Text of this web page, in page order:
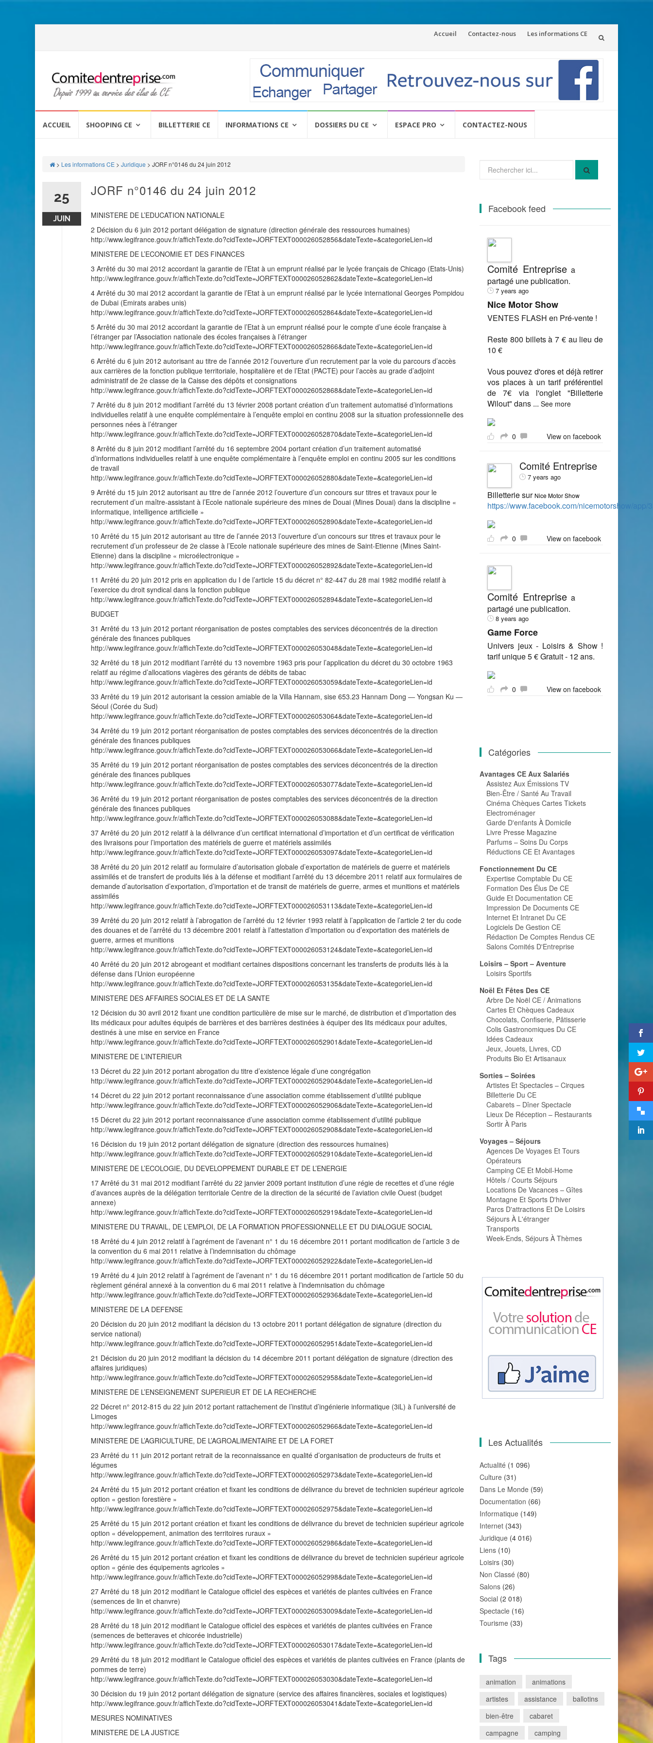
Aller
Accueil Contactez-nous Les informations CE
ACCUEIL SHOOPING CE BILLETTERIE CE INFORMATIONS CE DOSSIERS DU CE ESPACE PRO CONTACTEZ-NOUS
> Les informations CE > Juridique > JORF n°0146 du 24 juin 2012
25
JUIN
JORF n°0146 du 24 juin 2012
MINISTERE DE L’EDUCATION NATIONALE
2 Décision du 6 juin 2012 portant délégation de signature (direction générale des ressources humaines)
http://www.legifrance.gouv.fr/affichTexte.do?cidTexte=JORFTEXT000026052856&dateTexte=&categorieLien=id
MINISTERE DE L’ECONOMIE ET DES FINANCES
3 Arrêté du 30 mai 2012 accordant la garantie de l’Etat à un emprunt réalisé par le lycée français de Chicago (Etats-Unis)
http://www.legifrance.gouv.fr/affichTexte.do?cidTexte=JORFTEXT000026052862&dateTexte=&categorieLien=id
4 Arrêté du 30 mai 2012 accordant la garantie de l’Etat à un emprunt réalisé par le lycée international Georges Pompidou
de Dubai (Emirats arabes unis)
http://www.legifrance.gouv.fr/affichTexte.do?cidTexte=JORFTEXT000026052864&dateTexte=&categorieLien=id
5 Arrêté du 30 mai 2012 accordant la garantie de l’Etat à un emprunt réalisé pour le compte d’une école française à
l’étranger par l’Association nationale des écoles françaises à l’étranger
http://www.legifrance.gouv.fr/affichTexte.do?cidTexte=JORFTEXT000026052866&dateTexte=&categorieLien=id
6 Arrêté du 6 juin 2012 autorisant au titre de l’année 2012 l’ouverture d’un recrutement par la voie du parcours d’accès
aux carrières de la fonction publique territoriale, hospitalière et de l’Etat (PACTE) pour l’accès au grade d’adjoint
administratif de 2e classe de la Caisse des dépôts et consignations
http://www.legifrance.gouv.fr/affichTexte.do?cidTexte=JORFTEXT000026052868&dateTexte=&categorieLien=id
7 Arrêté du 8 juin 2012 modifiant l’arrêté du 13 février 2008 portant création d’un traitement automatisé d’informations
individuelles relatif à une enquête complémentaire à l’enquête emploi en continu 2008 sur la situation professionnelle des
personnes nées à l’étranger
http://www.legifrance.gouv.fr/affichTexte.do?cidTexte=JORFTEXT000026052870&dateTexte=&categorieLien=id
8 Arrêté du 8 juin 2012 modifiant l’arrêté du 16 septembre 2004 portant création d’un traitement automatisé
d’informations individuelles relatif à une enquête complémentaire à l’enquête emploi en continu 2005 sur les conditions
de travail
http://www.legifrance.gouv.fr/affichTexte.do?cidTexte=JORFTEXT000026052880&dateTexte=&categorieLien=id
9 Arrêté du 15 juin 2012 autorisant au titre de l’année 2012 l’ouverture d’un concours sur titres et travaux pour le
recrutement d’un maître-assistant à l’Ecole nationale supérieure des mines de Douai (Mines Douai) dans la discipline «
informatique, intelligence artificielle »
http://www.legifrance.gouv.fr/affichTexte.do?cidTexte=JORFTEXT000026052890&dateTexte=&categorieLien=id
10 Arrêté du 15 juin 2012 autorisant au titre de l’année 2013 l’ouverture d’un concours sur titres et travaux pour le
recrutement d’un professeur de 2e classe à l’Ecole nationale supérieure des mines de Saint-Etienne (Mines Saint-
Etienne) dans la discipline « microélectronique »
http://www.legifrance.gouv.fr/affichTexte.do?cidTexte=JORFTEXT000026052892&dateTexte=&categorieLien=id
11 Arrêté du 20 juin 2012 pris en application du I de l’article 15 du décret n° 82-447 du 28 mai 1982 modifié relatif à
l’exercice du droit syndical dans la fonction publique
http://www.legifrance.gouv.fr/affichTexte.do?cidTexte=JORFTEXT000026052894&dateTexte=&categorieLien=id
BUDGET
31 Arrêté du 13 juin 2012 portant réorganisation de postes comptables des services déconcentrés de la direction
générale des finances publiques
http://www.legifrance.gouv.fr/affichTexte.do?cidTexte=JORFTEXT000026053048&dateTexte=&categorieLien=id
32 Arrêté du 18 juin 2012 modifiant l’arrêté du 13 novembre 1963 pris pour l’application du décret du 30 octobre 1963
relatif au régime d’allocations viagères des gérants de débits de tabac
http://www.legifrance.gouv.fr/affichTexte.do?cidTexte=JORFTEXT000026053059&dateTexte=&categorieLien=id
33 Arrêté du 19 juin 2012 autorisant la cession amiable de la Villa Hannam, sise 653.23 Hannam Dong ― Yongsan Ku ―
Séoul (Corée du Sud)
http://www.legifrance.gouv.fr/affichTexte.do?cidTexte=JORFTEXT000026053064&dateTexte=&categorieLien=id
34 Arrêté du 19 juin 2012 portant réorganisation de postes comptables des services déconcentrés de la direction
générale des finances publiques
http://www.legifrance.gouv.fr/affichTexte.do?cidTexte=JORFTEXT000026053066&dateTexte=&categorieLien=id
35 Arrêté du 19 juin 2012 portant réorganisation de postes comptables des services déconcentrés de la direction
générale des finances publiques
http://www.legifrance.gouv.fr/affichTexte.do?cidTexte=JORFTEXT000026053077&dateTexte=&categorieLien=id
36 Arrêté du 19 juin 2012 portant réorganisation de postes comptables des services déconcentrés de la direction
générale des finances publiques
http://www.legifrance.gouv.fr/affichTexte.do?cidTexte=JORFTEXT000026053088&dateTexte=&categorieLien=id
37 Arrêté du 20 juin 2012 relatif à la délivrance d’un certificat international d’importation et d’un certificat de vérification
des livraisons pour l’importation des matériels de guerre et matériels assimilés
http://www.legifrance.gouv.fr/affichTexte.do?cidTexte=JORFTEXT000026053097&dateTexte=&categorieLien=id
38 Arrêté du 20 juin 2012 relatif au formulaire d’autorisation globale d’exportation de matériels de guerre et matériels
assimilés et de transfert de produits liés à la défense et modifiant l’arrêté du 13 décembre 2011 relatif aux formulaires de
demande d’autorisation d’exportation, d’importation et de transit de matériels de guerre, armes et munitions et matériels
assimilés
http://www.legifrance.gouv.fr/affichTexte.do?cidTexte=JORFTEXT000026053113&dateTexte=&categorieLien=id
39 Arrêté du 20 juin 2012 relatif à l’abrogation de l’arrêté du 12 février 1993 relatif à l’application de l’article 2 ter du code
des douanes et de l’arrêté du 13 décembre 2001 relatif à l’attestation d’importation ou d’exportation des matériels de
guerre, armes et munitions
http://www.legifrance.gouv.fr/affichTexte.do?cidTexte=JORFTEXT000026053124&dateTexte=&categorieLien=id
40 Arrêté du 20 juin 2012 abrogeant et modifiant certaines dispositions concernant les transferts de produits liés à la
défense dans l’Union européenne
http://www.legifrance.gouv.fr/affichTexte.do?cidTexte=JORFTEXT000026053135&dateTexte=&categorieLien=id
MINISTERE DES AFFAIRES SOCIALES ET DE LA SANTE
12 Décision du 30 avril 2012 fixant une condition particulière de mise sur le marché, de distribution et d’importation des
lits médicaux pour adultes équipés de barrières et des barrières destinées à équiper des lits médicaux pour adultes,
destinés à une mise en service en France
http://www.legifrance.gouv.fr/affichTexte.do?cidTexte=JORFTEXT000026052901&dateTexte=&categorieLien=id
MINISTERE DE L’INTERIEUR
13 Décret du 22 juin 2012 portant abrogation du titre d’existence légale d’une congrégation
http://www.legifrance.gouv.fr/affichTexte.do?cidTexte=JORFTEXT000026052904&dateTexte=&categorieLien=id
14 Décret du 22 juin 2012 portant reconnaissance d’une association comme établissement d’utilité publique
http://www.legifrance.gouv.fr/affichTexte.do?cidTexte=JORFTEXT000026052906&dateTexte=&categorieLien=id
15 Décret du 22 juin 2012 portant reconnaissance d’une association comme établissement d’utilité publique
http://www.legifrance.gouv.fr/affichTexte.do?cidTexte=JORFTEXT000026052908&dateTexte=&categorieLien=id
16 Décision du 19 juin 2012 portant délégation de signature (direction des ressources humaines)
http://www.legifrance.gouv.fr/affichTexte.do?cidTexte=JORFTEXT000026052910&dateTexte=&categorieLien=id
MINISTERE DE L’ECOLOGIE, DU DEVELOPPEMENT DURABLE ET DE L’ENERGIE
17 Arrêté du 31 mai 2012 modifiant l’arrêté du 22 janvier 2009 portant institution d’une régie de recettes et d’une régie
d’avances auprès de la délégation territoriale Centre de la direction de la sécurité de l’aviation civile Ouest (budget
annexe)
http://www.legifrance.gouv.fr/affichTexte.do?cidTexte=JORFTEXT000026052919&dateTexte=&categorieLien=id
MINISTERE DU TRAVAIL, DE L’EMPLOI, DE LA FORMATION PROFESSIONNELLE ET DU DIALOGUE SOCIAL
18 Arrêté du 4 juin 2012 relatif à l’agrément de l’avenant n° 1 du 16 décembre 2011 portant modification de l’article 3 de
la convention du 6 mai 2011 relative à l’indemnisation du chômage
http://www.legifrance.gouv.fr/affichTexte.do?cidTexte=JORFTEXT000026052922&dateTexte=&categorieLien=id
19 Arrêté du 4 juin 2012 relatif à l’agrément de l’avenant n° 1 du 16 décembre 2011 portant modification de l’article 50 du
règlement général annexé à la convention du 6 mai 2011 relative à l’indemnisation du chômage
http://www.legifrance.gouv.fr/affichTexte.do?cidTexte=JORFTEXT000026052936&dateTexte=&categorieLien=id
MINISTERE DE LA DEFENSE
20 Décision du 20 juin 2012 modifiant la décision du 13 octobre 2011 portant délégation de signature (direction du
service national)
http://www.legifrance.gouv.fr/affichTexte.do?cidTexte=JORFTEXT000026052951&dateTexte=&categorieLien=id
21 Décision du 20 juin 2012 modifiant la décision du 14 décembre 2011 portant délégation de signature (direction des
affaires juridiques)
http://www.legifrance.gouv.fr/affichTexte.do?cidTexte=JORFTEXT000026052958&dateTexte=&categorieLien=id
MINISTERE DE L’ENSEIGNEMENT SUPERIEUR ET DE LA RECHERCHE
22 Décret n° 2012-815 du 22 juin 2012 portant rattachement de l’institut d’ingénierie informatique (3iL) à l’université de
Limoges
http://www.legifrance.gouv.fr/affichTexte.do?cidTexte=JORFTEXT000026052966&dateTexte=&categorieLien=id
MINISTERE DE L’AGRICULTURE, DE L’AGROALIMENTAIRE ET DE LA FORET
23 Arrêté du 11 juin 2012 portant retrait de la reconnaissance en qualité d’organisation de producteurs de fruits et
légumes
http://www.legifrance.gouv.fr/affichTexte.do?cidTexte=JORFTEXT000026052973&dateTexte=&categorieLien=id
24 Arrêté du 15 juin 2012 portant création et fixant les conditions de délivrance du brevet de technicien supérieur agricole
option « gestion forestière »
http://www.legifrance.gouv.fr/affichTexte.do?cidTexte=JORFTEXT000026052975&dateTexte=&categorieLien=id
25 Arrêté du 15 juin 2012 portant création et fixant les conditions de délivrance du brevet de technicien supérieur agricole
option « développement, animation des territoires ruraux »
http://www.legifrance.gouv.fr/affichTexte.do?cidTexte=JORFTEXT000026052986&dateTexte=&categorieLien=id
26 Arrêté du 15 juin 2012 portant création et fixant les conditions de délivrance du brevet de technicien supérieur agricole
option « génie des équipements agricoles »
http://www.legifrance.gouv.fr/affichTexte.do?cidTexte=JORFTEXT000026052998&dateTexte=&categorieLien=id
27 Arrêté du 18 juin 2012 modifiant le Catalogue officiel des espèces et variétés de plantes cultivées en France
(semences de lin et chanvre)
http://www.legifrance.gouv.fr/affichTexte.do?cidTexte=JORFTEXT000026053009&dateTexte=&categorieLien=id
28 Arrêté du 18 juin 2012 modifiant le Catalogue officiel des espèces et variétés de plantes cultivées en France
(semences de betteraves et chicorée industrielle)
http://www.legifrance.gouv.fr/affichTexte.do?cidTexte=JORFTEXT000026053017&dateTexte=&categorieLien=id
29 Arrêté du 18 juin 2012 modifiant le Catalogue officiel des espèces et variétés de plantes cultivées en France (plants de
pommes de terre)
http://www.legifrance.gouv.fr/affichTexte.do?cidTexte=JORFTEXT000026053030&dateTexte=&categorieLien=id
30 Décision du 19 juin 2012 portant délégation de signature (service des affaires financières, sociales et logistiques)
http://www.legifrance.gouv.fr/affichTexte.do?cidTexte=JORFTEXT000026053041&dateTexte=&categorieLien=id
MESURES NOMINATIVES
MINISTERE DE LA JUSTICE
pour
Facebook feed
Comité Entreprisea
partagé une publication.
7 years ago
Nice Motor Show
VENTES FLASH en Pré-vente !
Reste 800 billets à 7 € au lieu de
10 €
Vous pouvez d'ores et déjà retirer
vos places à un tarif préférentiel
de 7€ via l'onglet "Billetterie
Wilout" dans ... See more
0 View on facebook
Comité Entreprise
7 years ago
Billetterie sur Nice Motor Show
https://www.facebook.com/nicemotorshow/app/
0 View on facebook
Comité Entreprisea
partagé une publication.
8 years ago
Game Force
Univers jeux - Loisirs & Show !
tarif unique 5 € Gratuit - 12 ans.
0 View on facebook
Catégories
Avantages CE Aux Salariés
Assistez Aux Émissions TV
Bien-Être / Santé Au Travail
Cinéma Chèques Cartes Tickets
Electroménager
Garde D'enfants À Domicile
Livre Presse Magazine
Parfums – Soins Du Corps
Réductions CE Et Avantages
Fonctionnement Du CE
Expertise Comptable Du CE
Formation Des Élus De CE
Guide Et Documentation CE
Impression De Documents CE
Internet Et Intranet Du CE
Logiciels De Gestion CE
Rédaction De Comptes Rendus CE
Salons Comités D'Entreprise
Loisirs – Sport – Aventure
Loisirs Sportifs
Noël Et Fêtes Des CE
Arbre De Noël CE / Animations
Cartes Et Chèques Cadeaux
Chocolats, Confiserie, Pâtisserie
Colis Gastronomiques Du CE
Idées Cadeaux
Jeux, Jouets, Livres, CD
Produits Bio Et Artisanaux
Sorties – Soirées
Artistes Et Spectacles – Cirques
Billetterie Du CE
Cabarets – Dîner Spectacle
Lieux De Réception – Restaurants
Sortir À Paris
Voyages – Séjours
Agences De Voyages Et Tours
Opérateurs
Camping CE Et Mobil-Home
Hôtels / Courts Séjours
Locations De Vacances – Gîtes
Montagne Et Sports D'hiver
Parcs D'attractions Et De Loisirs
Séjours À L'étranger
Transports
Week-Ends, Séjours À Thèmes
Les Actualités
Actualité (1 096)
Culture (31)
Dans Le Monde (59)
Documentation (66)
Informatique (149)
Internet (343)
Juridique (4 016)
Liens (10)
Loisirs (30)
Non Classé (80)
Salons (26)
Social (2 018)
Spectacle (16)
Tourisme (33)
Tags
animation
animations
artistes
assistance
ballotins
bien-être
cabaret
campagne
camping